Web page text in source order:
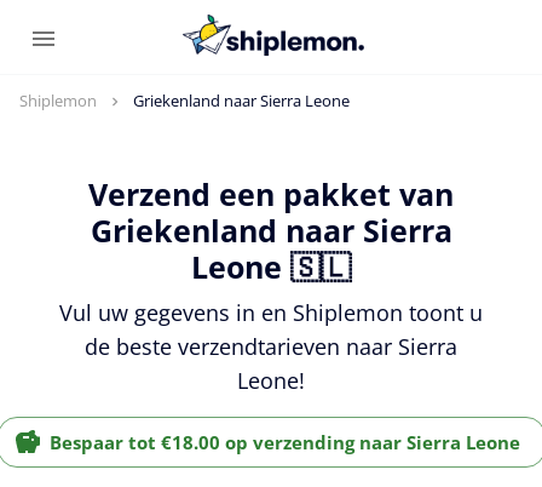
Shiplemon Griekenland naar Sierra Leone
Verzend een pakket van
Griekenland naar Sierra
Leone 🇸🇱
Vul uw gegevens in en Shiplemon toont u
de beste verzendtarieven naar Sierra
Leone!
Bespaar tot €18.00 op verzending naar Sierra Leone